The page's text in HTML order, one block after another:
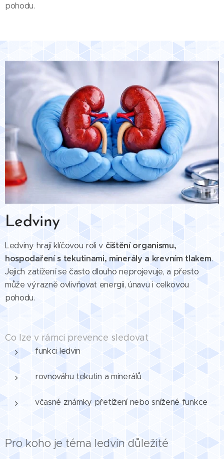
pohodu.
Ledviny
Ledviny hrají klíčovou roli v čištění organismu,
hospodaření s tekutinami, minerály a krevním tlakem.
Jejich zatížení se často dlouho neprojevuje, a přesto
může výrazně ovlivňovat energii, únavu i celkovou
pohodu.
Co lze v rámci prevence sledovat
funkci ledvin
rovnováhu tekutin a minerálů
včasné známky přetížení nebo snížené funkce
Pro koho je téma ledvin důležité